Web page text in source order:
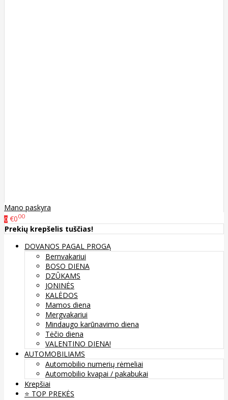
Mano paskyra
0 €000
Prekių krepšelis tuščias!
DOVANOS PAGAL PROGĄ
Bernvakariui
BOSO DIENA
DZŪKAMS
JONINĖS
KALĖDOS
Mamos diena
Mergvakariui
Mindaugo karūnavimo diena
Tėčio diena
VALENTINO DIENA!
AUTOMOBILIAMS
Automobilio numerių rėmeliai
Automobilio kvapai / pakabukai
Krepšiai
⭐️ TOP PREKĖS